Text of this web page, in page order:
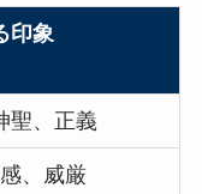
印象
聖、正義
、威厳